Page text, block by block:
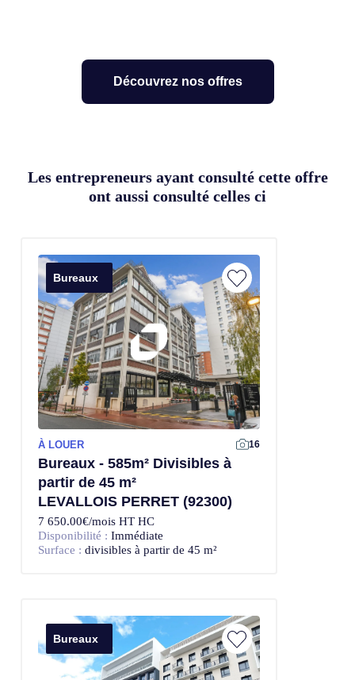
Découvrez nos offres
Les entrepreneurs ayant consulté cette offre
ont aussi consulté celles ci
Bureaux
Offre Exclusive
À LOUER 16
Bureaux - 585m² Divisibles à
partir de 45 m²
LEVALLOIS PERRET (92300)
7 650.00€/mois HT HC
Disponibilité : Immédiate
Surface : divisibles à partir de 45 m²
Bureaux